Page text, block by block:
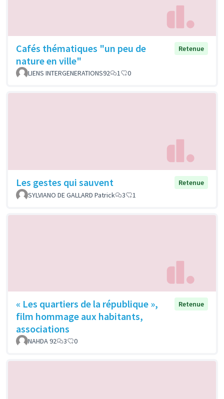
Cafés thématiques "un peu de
nature en ville"
Retenue
LIENS INTERGENERATIONS92 1 0
Les gestes qui sauvent
Retenue
SYLVIANO DE GALLARD Patrick
3 1
« Les quartiers de la république »,
film hommage aux habitants,
associations
Retenue
NAHDA 92 3 0